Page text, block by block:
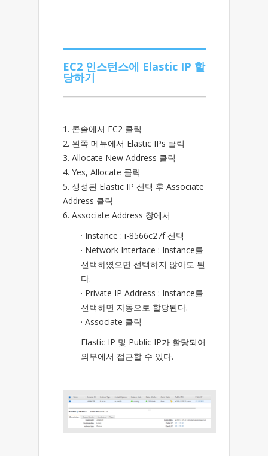
EC2 인스턴스에 Elastic IP 할
당하기
1. 콘솔에서 EC2 클릭
2. 왼쪽 메뉴에서 Elastic IPs 클릭
3. Allocate New Address 클릭
4. Yes, Allocate 클릭
5. 생성된 Elastic IP 선택 후 Associate
Address 클릭
6. Associate Address 창에서
· Instance : i-8566c27f 선택
· Network Interface : Instance를
선택하였으면 선택하지 않아도 된
다.
· Private IP Address : Instance를
선택하면 자동으로 할당된다.
· Associate 클릭
Elastic IP 및 Public IP가 할당되어
외부에서 접근할 수 있다.